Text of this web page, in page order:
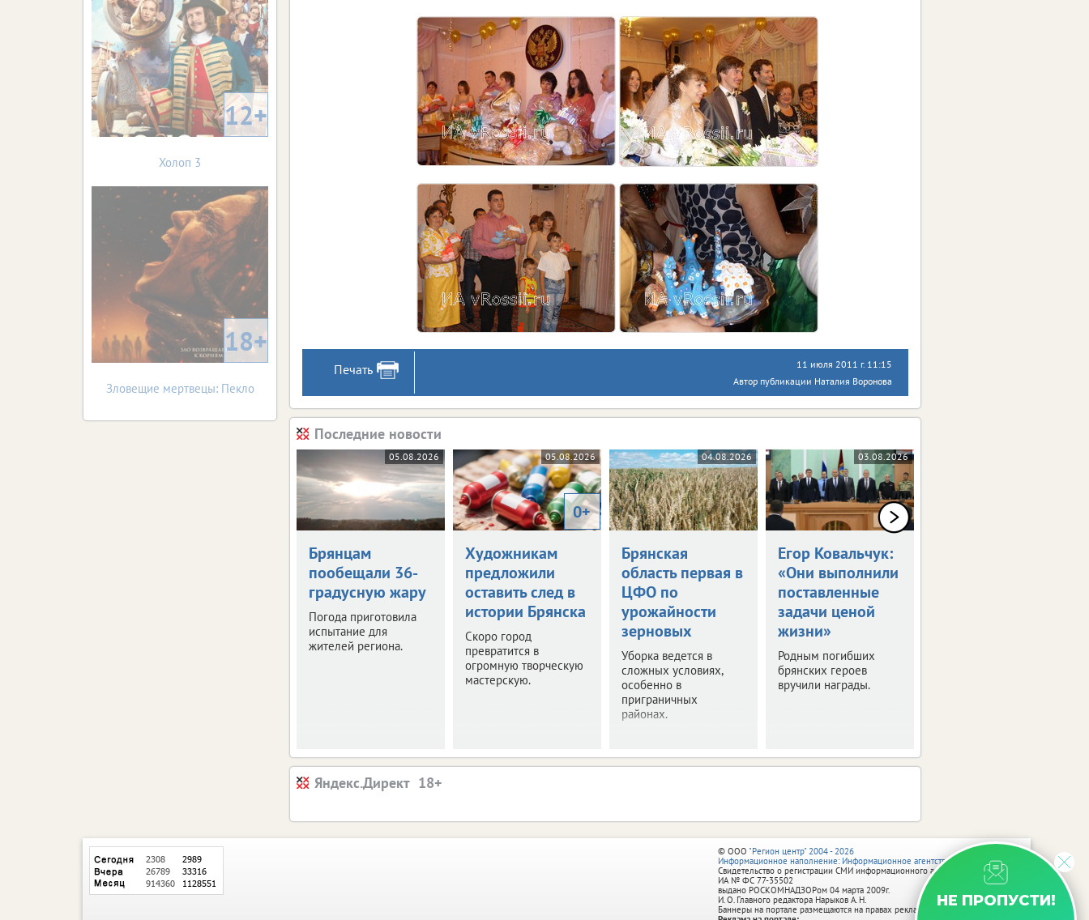
Печать
11 июля 2011 г. 11:15
Автор публикации Наталия Воронова
Последние новости
05.08.2026
Брянцам
пообещали 36-
градусную жару
Погода приготовила
испытание для
жителей региона.
05.08.2026
0+
Художникам
предложили
оставить след в
истории Брянска
Скоро город
превратится в
огромную творческую
мастерскую.
04.08.2026
Брянская
область первая в
ЦФО по
урожайности
зерновых
Уборка ведется в
сложных условиях,
особенно в
приграничных
районах.
03.08.2026
Егор Ковальчук:
«Они выполнили
поставленные
задачи ценой
жизни»
Родным погибших
брянских героев
вручили награды.
Яндекс.Директ
12+
Холоп 3
18+
Зловещие мертвецы: Пекло
НЕ ПРОПУСТИ!
© ООО "Регион центр" 2004 - 2026
Информационное наполнение: Информационное агентство vRossii.ru
Свидетельство о регистрации СМИ информационного агентства vRossii.ru
ИА № ФС 77‑35502
выдано РОСКОМНАДЗОРом 04 марта 2009г.
И. О. Главного редактора Нарыков А. Н.
Баннеры на портале размещаются на правах рекламы.